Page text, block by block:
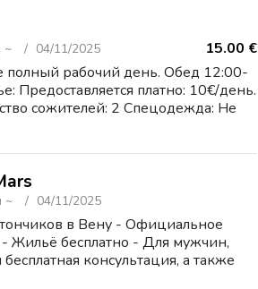
15.00 €
~ 04/11/2025
полный рабочий день. Обед 12:00-
Предоставляется платно: 10€/день.
сожителей: 2 Спецодежда: Не
~ 04/11/2025
в Вену - Официальное
Жильё бесплатно - Для мужчин,
консультация, а также